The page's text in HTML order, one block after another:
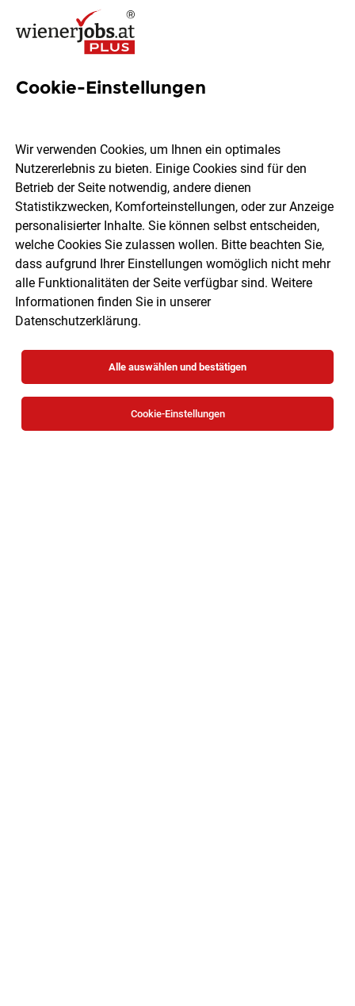
Mitarbeiter*in Catering
Wochenstunden
Sigmund Freud PrivatUniversität Wien
Wien Teilzeit 06.08.2026
Cookie-Einstellungen
Wir verwenden Cookies, um Ihnen ein optimales
Nutzererlebnis zu bieten. Einige Cookies sind für den
Betrieb der Seite notwendig, andere dienen
Statistikzwecken, Komforteinstellungen, oder zur Anzeige
personalisierter Inhalte. Sie können selbst entscheiden,
welche Cookies Sie zulassen wollen. Bitte beachten Sie,
dass aufgrund Ihrer Einstellungen womöglich nicht mehr
alle Funktionalitäten der Seite verfügbar sind. Weitere
Informationen finden Sie in unserer
Datenschutzerklärung.
Alle auswählen und bestätigen
Cookie-Einstellungen